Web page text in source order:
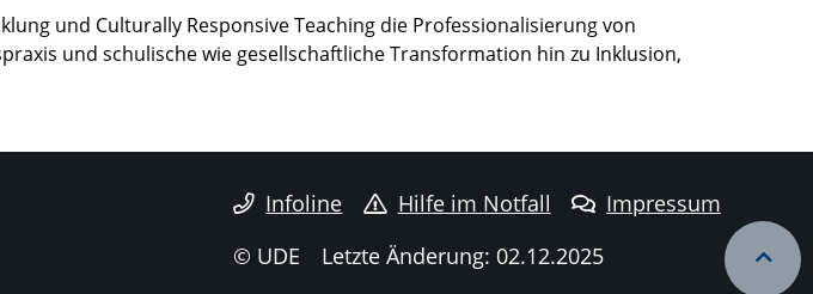
und Culturally Responsive Teaching die Professionalisierung von
und schulische wie gesellschaftliche Transformation hin zu Inklusion,
Infoline Hilfe im Notfall
Impressum
© UDE
Letzte Änderung: 02.12.2025